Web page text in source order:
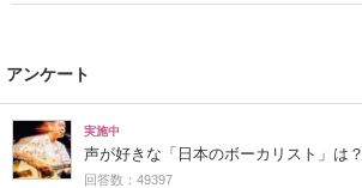
アンケート
実施中
声が好きな「日本のボーカリスト」は？
回答数：49397